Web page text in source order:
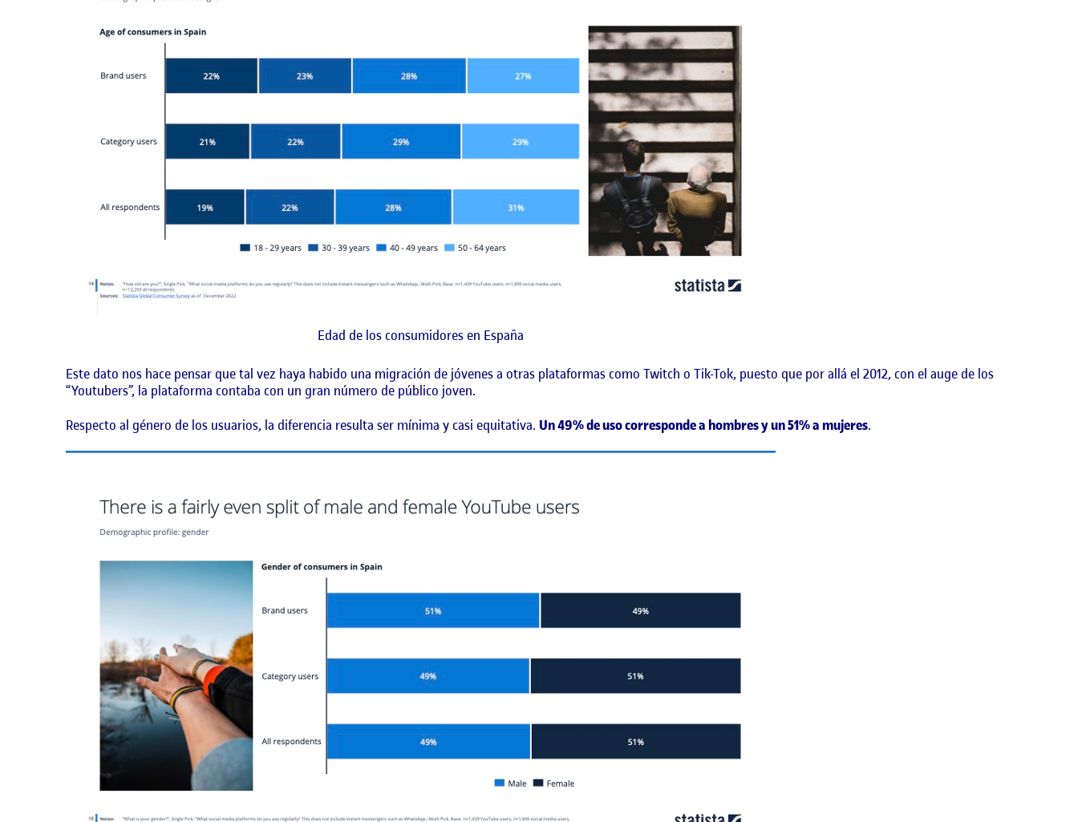
Edad de los consumidores en España
Este dato nos hace pensar que tal vez haya habido una migración de jóvenes a otras plataformas como Twitch o Tik-Tok, puesto que por allá el 2012, con el auge de los
“Youtubers”, la plataforma contaba con un gran número de público joven.
Respecto al género de los usuarios, la diferencia resulta ser mínima y casi equitativa. Un 49% de uso corresponde a hombres y un 51% a mujeres.